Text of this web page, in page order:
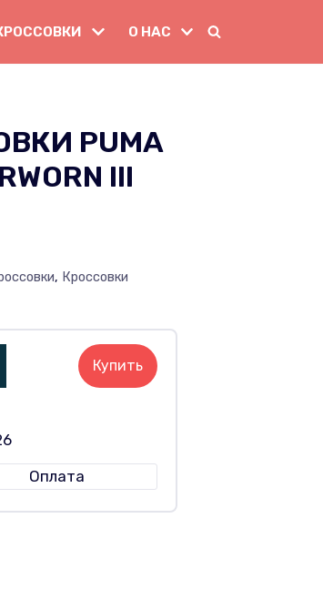
О НАС
PUMA
III
, Кроссовки
Купить
Оплата